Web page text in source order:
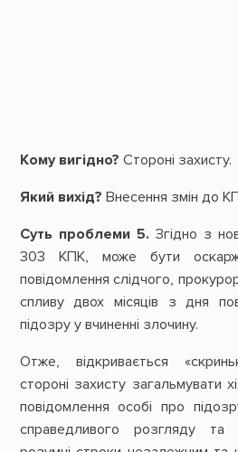
Кому вигідно? Стороні захисту.
Який вихід? Внесення змін до
Суть проблеми 5. Згідно з
303 КПК, може бути
повідомлення слідчого,
спливу двох місяців з дня
підозру у вчиненні злочину.
Отже, відкривається
стороні захисту загальмувати
повідомлення особі про
справедливого розгляду та